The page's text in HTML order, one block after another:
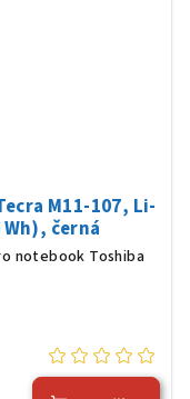
M11-107, Li-
Wh), černá
notebook Toshiba